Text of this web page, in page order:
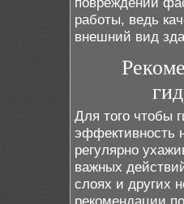
работы, ведь
внешний вид
Для того чтобы
эффективность
регулярно
важных
слоях и других
рекомендации